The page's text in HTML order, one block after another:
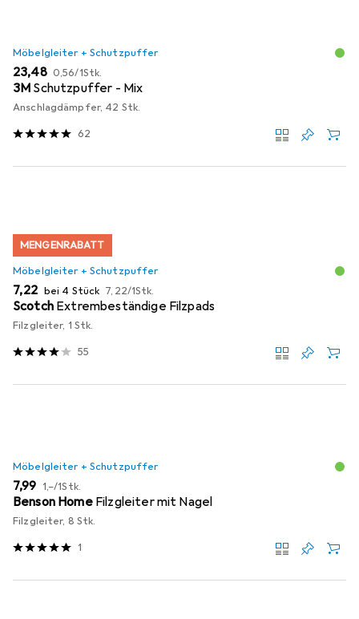
Möbelgleiter + Schutzpuffer
EUR
23,48 EUR
0,56/1Stk.
3M Schutzpuffer - Mix
Anschlagdämpfer, 42 Stk.
62
MENGENRABATT
Möbelgleiter + Schutzpuffer
EUR
7,22 bei 4 Stück EUR
7,22/1Stk.
Scotch Extrembeständige Filzpads
Filzgleiter, 1 Stk.
55
Möbelgleiter + Schutzpuffer
EUR
7,99 EUR
1,–/1Stk.
Benson Home Filzgleiter mit Nagel
Filzgleiter, 8 Stk.
1